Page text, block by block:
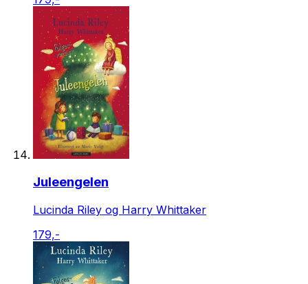
Juleengelen
Lucinda Riley og Harry Whittaker
179,-